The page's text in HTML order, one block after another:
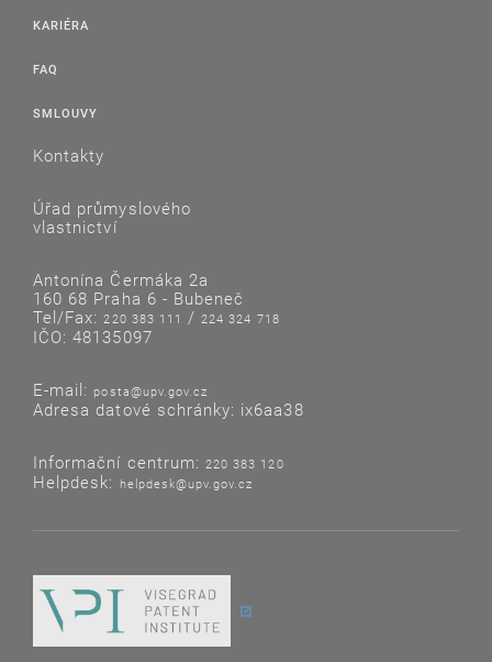
KARIÉRA
FAQ
SMLOUVY
Kontakty
Úřad průmyslového
vlastnictví
Antonína Čermáka 2a
160 68 Praha 6 - Bubeneč
Tel/Fax:220 383 111 /224 324 718
IČO: 48135097
E-mail: posta@upv.gov.cz
Adresa datové schránky: ix6aa38
Informační centrum: 220 383 120
Helpdesk: helpdesk@upv.gov.cz